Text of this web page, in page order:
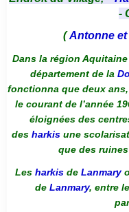
-
(Antonne et
Dans la région
département de la
fonctionna que deux
le courant de l’année
éloignées des
des harkis une
que des
Les harkis de Lanmary
de Lanmary, entre